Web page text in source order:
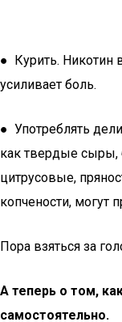
● Курить. Никотин
усиливает боль.
● Употреблять
как твердые сыры,
цитрусовые,
копчености, могут
Пора взяться за
А теперь о том,
самостоятельно.